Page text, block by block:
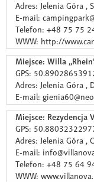
Adres: Jelenia Góra ,
E-mail:
Telefon: +48 75 75
WWW: http://
Miejsce: Willa
GPS:
Adres: Jelenia Góra ,
E-mail:
Miejsce: Rezydencja
GPS:
Adres: Jelenia Góra ,
E-mail:
Telefon: +48 75 64
WWW: